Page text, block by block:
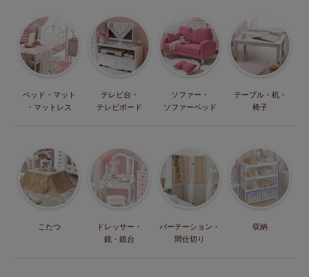
ベッド・マット
・マットレス
テレビ台・
テレビボード
ソファー・
ソファーベッド
テーブル・机・
椅子
こたつ
ドレッサー・
鏡・鏡台
パーテーション・
間仕切り
収納